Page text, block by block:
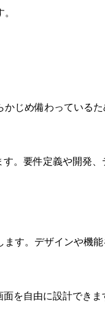
じめ備わっている
。要件定義や開発
す。デザインや機
を自由に設計でき